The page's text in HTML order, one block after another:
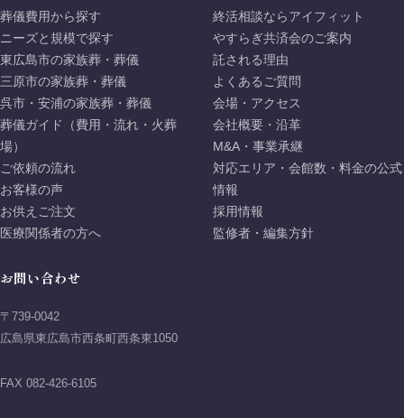
葬儀費用から探す
ニーズと規模で探す
東広島市の家族葬・葬儀
三原市の家族葬・葬儀
呉市・安浦の家族葬・葬儀
葬儀ガイド（費用・流れ・火葬
場）
ご依頼の流れ
お客様の声
お供えご注文
医療関係者の方へ
終活相談ならアイフィット
やすらぎ共済会のご案内
託される理由
よくあるご質問
会場・アクセス
会社概要・沿革
M&A・事業承継
対応エリア・会館数・料金の公式
情報
採用情報
監修者・編集方針
お問い合わせ
〒739-0042
広島県東広島市西条町西条東1050
FAX 082-426-6105